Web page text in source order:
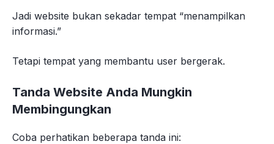
Jadi website bukan sekadar tempat “menampilkan
informasi.”
Tetapi tempat yang membantu user bergerak.
Tanda Website Anda Mungkin
Membingungkan
Coba perhatikan beberapa tanda ini: